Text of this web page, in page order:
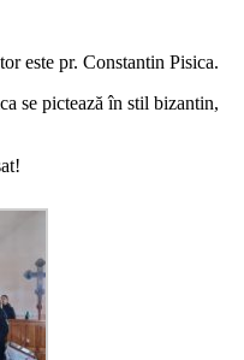
este pr. Constantin Pisica.
se pictează în stil bizantin,